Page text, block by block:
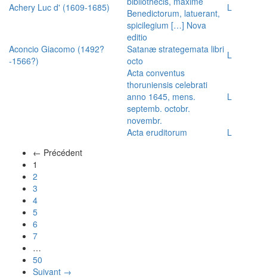
Achery Luc d' (1609-1685)
Benedictorum, latuerant,
spicilegium […] Nova
editio
L
Aconcio Giacomo (1492?
-1566?)
Satanæ strategemata libri
octo
L
Acta conventus
thoruniensis celebrati
anno 1645, mens.
septemb. octobr.
novembr.
L
Acta eruditorum
L
← Précédent
1
2
3
4
5
6
7
…
50
Suivant →